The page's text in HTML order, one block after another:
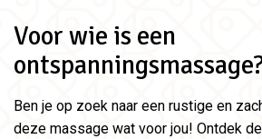
Voor wie is een
Ben je op zoek naar een rustige en
deze massage wat voor jou! Ontdek